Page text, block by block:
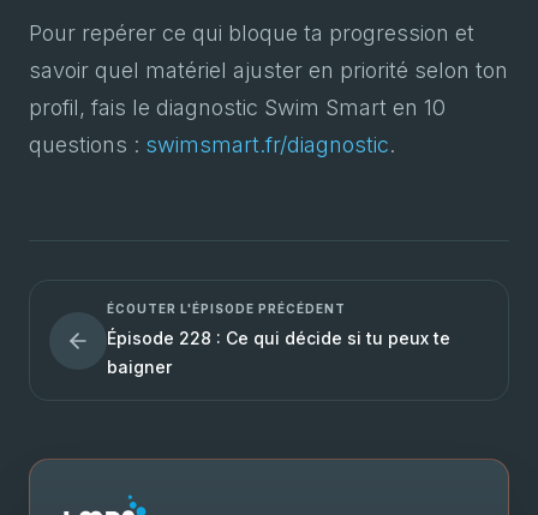
Pour repérer ce qui bloque ta progression et
savoir quel matériel ajuster en priorité selon ton
profil, fais le diagnostic Swim Smart en 10
questions : swimsmart.fr/diagnostic.
ÉCOUTER L'ÉPISODE PRÉCÉDENT
Épisode 228 : Ce qui décide si tu peux te
baigner